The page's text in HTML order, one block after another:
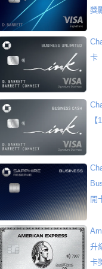
獎
卡
開
升
卡